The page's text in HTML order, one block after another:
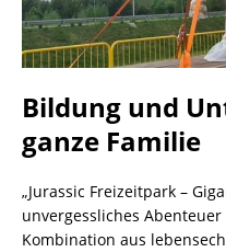
Bildung und
ganze Familie
„Jurassic Freizeitpark –
unvergessliches
Kombination aus